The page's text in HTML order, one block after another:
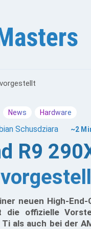
News Hardware
Schusdziara ~2
R9
neuen High-
offizielle
als auch bei der